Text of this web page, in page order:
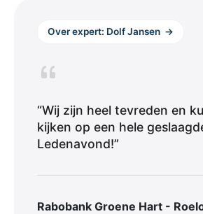
Over expert: Dolf Jansen →
“Wij zijn heel tevreden en
kijken op een hele
Ledenavond!”
Rabobank Groene Hart -